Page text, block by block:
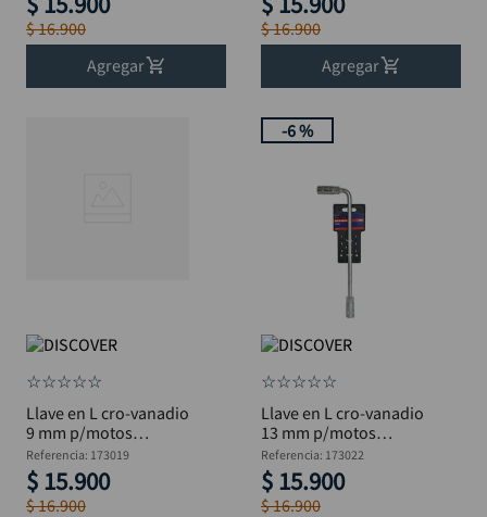
$16.900
Agregar
$16.900
Agregar
☆☆☆☆☆
Llave en L cro-vanadio
9 mm p/motos
DISCOVER largo 28cm
Referencia: 173019
$ 15.900
$16.900
-6 %
☆☆☆☆☆
Llave en L cro-vanadio
13 mm p/motos
DISCOVER largo 28cm
Referencia: 173022
$ 15.900
$16.900